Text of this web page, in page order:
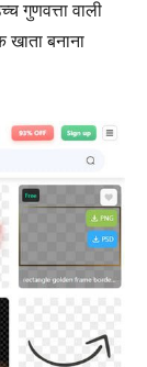
गुणवत्ता वाली
बनाना